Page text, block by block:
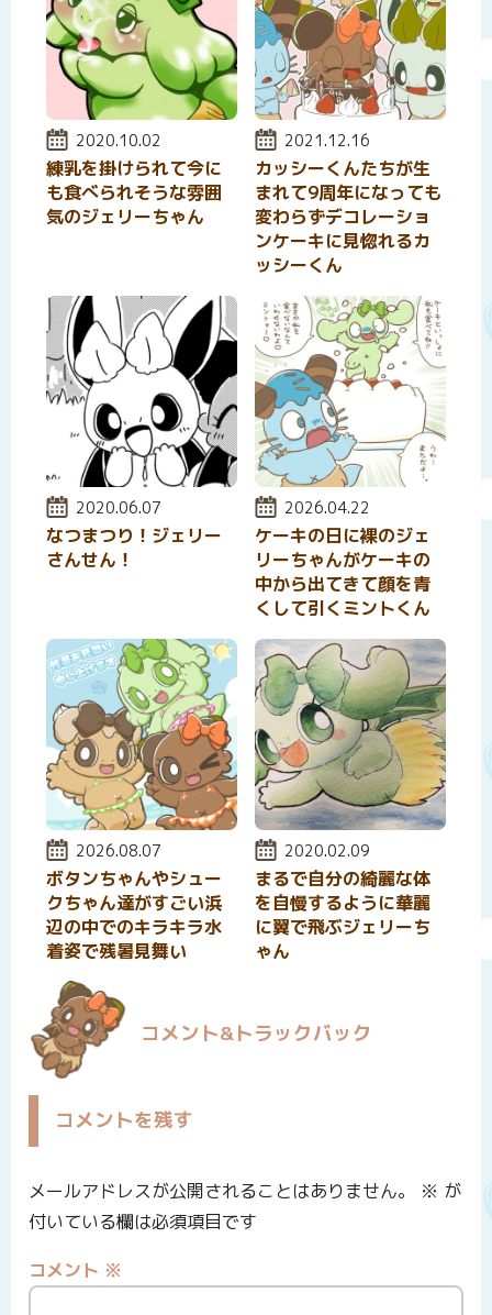
投稿日:
2020.10.02
練乳を掛けられて今に
も食べられそうな雰囲
気のジェリーちゃん
投稿日:
2021.12.16
カッシーくんたちが生
まれて9周年になっても
変わらずデコレーショ
ンケーキに見惚れるカ
ッシーくん
投稿日:
2020.06.07
なつまつり！ジェリー
さんせん！
投稿日:
2026.04.22
ケーキの日に裸のジェ
リーちゃんがケーキの
中から出てきて顔を青
くして引くミントくん
投稿日:
2026.08.07
ボタンちゃんやシュー
クちゃん達がすごい浜
辺の中でのキラキラ水
着姿で残暑見舞い
投稿日:
2020.02.09
まるで自分の綺麗な体
を自慢するように華麗
に翼で飛ぶジェリーち
ゃん
コメント&トラックバック
コメントを残す
メールアドレスが公開されることはありません。 ※ が
付いている欄は必須項目です
コメント ※